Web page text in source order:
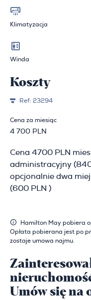
Klimatyzacja
Winda
Koszty
Ref: 23294
Cena za miesiąc
4 700 PLN
Cena 4700 PLN
administracyjny
opcjonalnie dwa
(600 PLN )
Hamilton May pobiera
Opłata pobierana jest po
zostaje umowa najmu.
Umów się na